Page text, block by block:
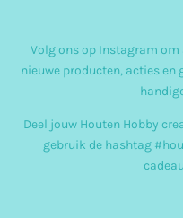
Volg ons op Instagram om
nieuwe producten, acties en
Deel jouw Houten Hobby
gebruik de hashtag